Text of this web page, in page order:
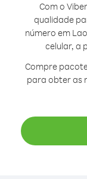
Com o
qualidade
número em
celular, a
Compre
para obter as